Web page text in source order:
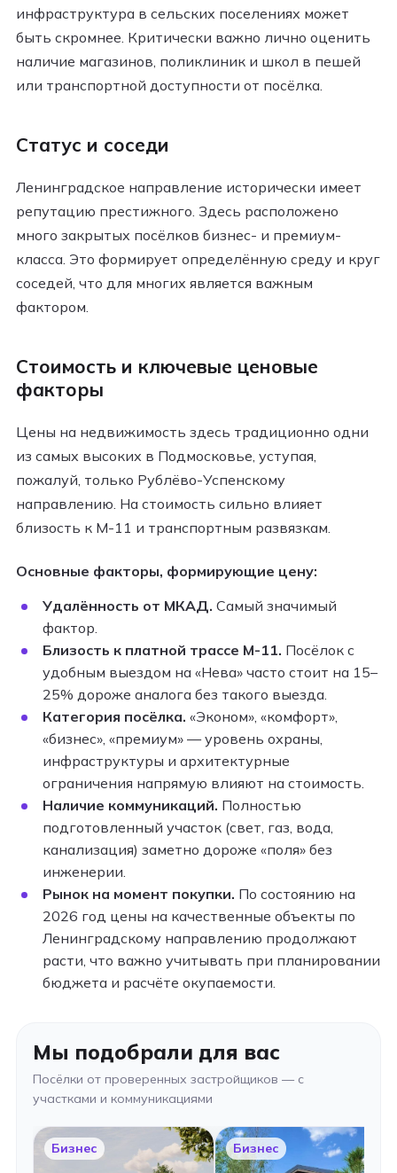
инфраструктура в сельских поселениях может
быть скромнее. Критически важно лично оценить
наличие магазинов, поликлиник и школ в пешей
или транспортной доступности от посёлка.
Статус и соседи
Ленинградское направление исторически имеет
репутацию престижного. Здесь расположено
много закрытых посёлков бизнес- и премиум-
класса. Это формирует определённую среду и круг
соседей, что для многих является важным
фактором.
Стоимость и ключевые ценовые
факторы
Цены на недвижимость здесь традиционно одни
из самых высоких в Подмосковье, уступая,
пожалуй, только Рублёво-Успенскому
направлению. На стоимость сильно влияет
близость к М-11 и транспортным развязкам.
Основные факторы, формирующие цену:
Удалённость от МКАД. Самый значимый
фактор.
Близость к платной трассе М-11. Посёлок с
удобным выездом на «Нева» часто стоит на 15–
25% дороже аналога без такого выезда.
Категория посёлка. «Эконом», «комфорт»,
«бизнес», «премиум» — уровень охраны,
инфраструктуры и архитектурные
ограничения напрямую влияют на стоимость.
Наличие коммуникаций. Полностью
подготовленный участок (свет, газ, вода,
канализация) заметно дороже «поля» без
инженерии.
Рынок на момент покупки. По состоянию на
2026 год цены на качественные объекты по
Ленинградскому направлению продолжают
расти, что важно учитывать при планировании
бюджета и расчёте окупаемости.
Мы подобрали для вас
Посёлки от проверенных застройщиков — с
участками и коммуникациями
Бизнес Бизнес